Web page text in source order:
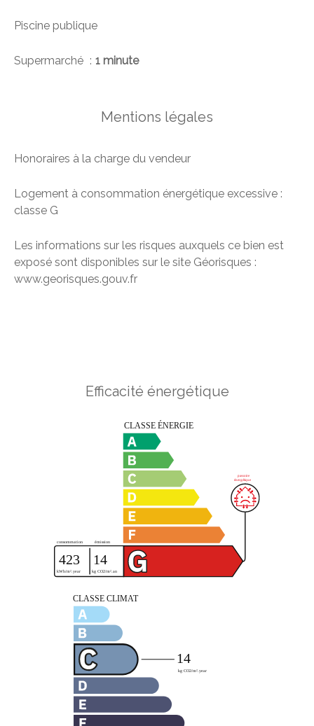
Piscine publique
Supermarché 1 minute
Mentions légales
Honoraires à la charge du vendeur
Logement à consommation énergétique excessive :
classe G
Les informations sur les risques auxquels ce bien est
exposé sont disponibles sur le site Géorisques :
www.georisques.gouv.fr
Efficacité énergétique